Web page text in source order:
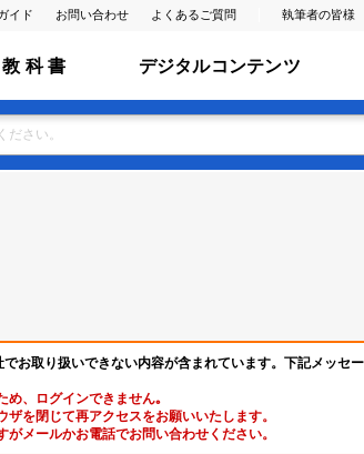
イド お問い合わせ よくあるご質問 執筆者の皆様
教 科 書 デジタルコンテンツ
お取り扱いできない内容が含まれています。下記メッセ
め、ログインできません｡
を閉じて再アクセスをお願いいたします。
メールかお電話でお問い合わせください。